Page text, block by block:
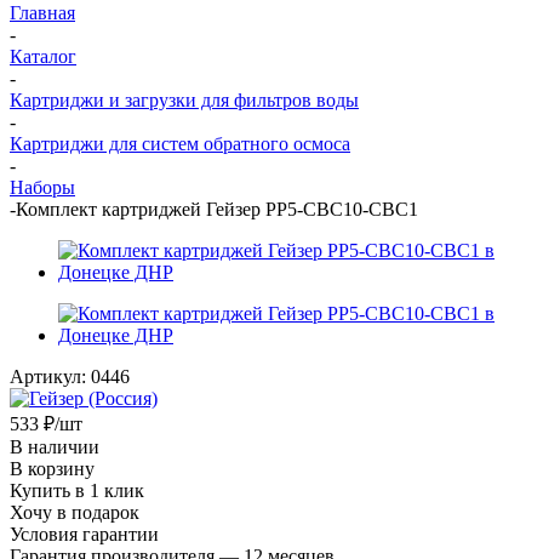
Главная
-
Каталог
-
Картриджи и загрузки для фильтров воды
-
Картриджи для систем обратного осмоса
-
Наборы
-Комплект картриджей Гейзер РР5-СВС10-СВС1
Артикул: 0446
533 ₽/шт
В наличии
В корзину
Купить в 1 клик
Хочу в подарок
Условия гарантии